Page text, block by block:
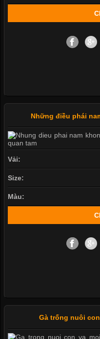
Những điều phái
Vải:
Size:
Màu:
Gà trống nuôi